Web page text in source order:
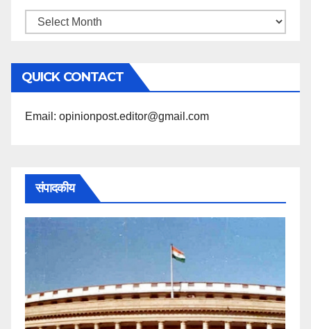
महिने
अनुसार
पढ़ें
QUICK CONTACT
Email: opinionpost.editor@gmail.com
संपादकीय